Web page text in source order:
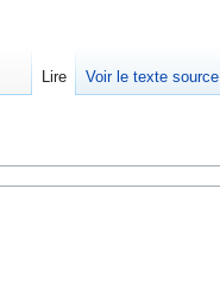
Lire Voir le texte source